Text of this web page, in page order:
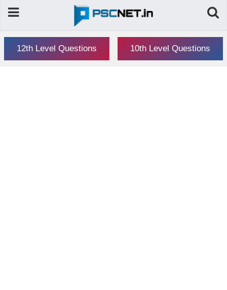
12th Level Questions 10th Level Questions